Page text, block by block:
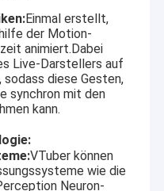
Einmal erstellt,
der Motion-
animiert.Dabei
Live-Darstellers auf
diese Gesten,
synchron mit den
kann.
VTuber können
wie die
Neuron-
wurde im März 2009
dem Versehen von
besonders anfertigte
Entwurf und von der
worden, zu den
überzeugt, Kunden mit
USB-Kameramodul-, MIPI-
Handykameramodul,